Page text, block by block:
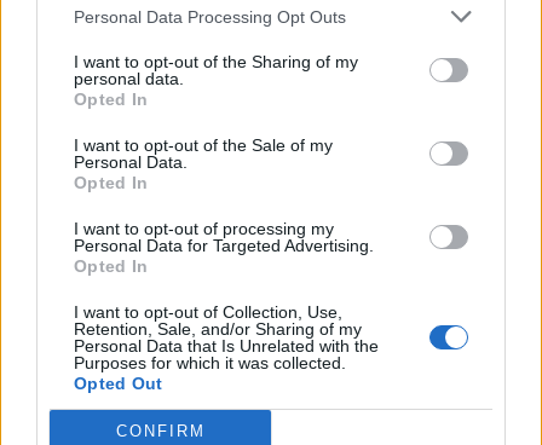
Personal Data Processing Opt Outs
I want to opt-out of the Sharing of my
personal data.
Opted In
I want to opt-out of the Sale of my
Personal Data.
Opted In
I want to opt-out of processing my
Personal Data for Targeted Advertising.
Opted In
I want to opt-out of Collection, Use,
Retention, Sale, and/or Sharing of my
Personal Data that Is Unrelated with the
Purposes for which it was collected.
Opted Out
CONFIRM
Τρόπος Ζωής
Η πιο σπάνια ανθρώπινη τέχνη σήμερα είναι
να ακούς
Η αποξένωση της σύγχρονης ζωής δεν γεννιέται μόνο από τη
μοναξιά, αλλά και από την απουσία ανθρώπων που μπορούν
πραγματικά να ακούσουν χωρίς να κρίνουν.